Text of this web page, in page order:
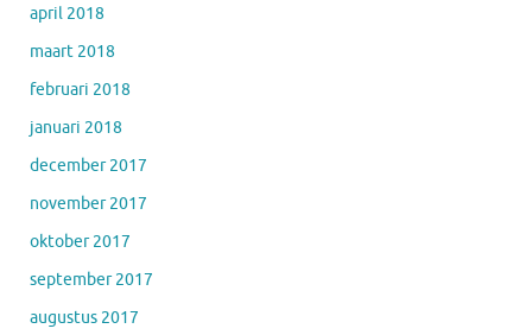
april 2018
maart 2018
februari 2018
januari 2018
december 2017
november 2017
oktober 2017
september 2017
augustus 2017